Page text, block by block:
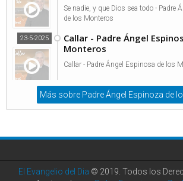
Se nadie, y que Dios sea todo - Padre
de los Monteros
Callar - Padre Ángel
Monteros
23-5-2025
Callar - Padre Ángel Espinosa de los
Más sobre Padre Ángel Espinoza de
El Evangelio del Dia © 2019. Todos los